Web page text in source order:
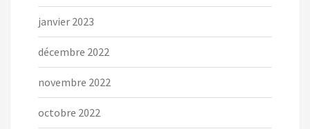
janvier 2023
décembre 2022
novembre 2022
octobre 2022